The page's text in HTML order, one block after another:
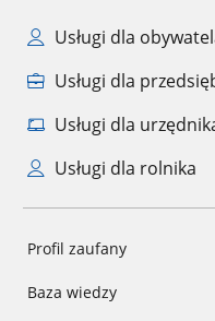
Usługi dla
Usługi dla
Usługi dla
Usługi dla rolnika
Profil zaufany
Baza wiedzy